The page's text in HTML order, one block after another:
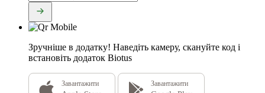
Зручніше в додатку! Наведіть камеру, скануйте код і
встановіть додаток Biotus
Завантажити Завантажити